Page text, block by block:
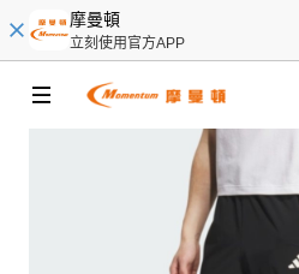
摩曼頓
立刻使用官方APP